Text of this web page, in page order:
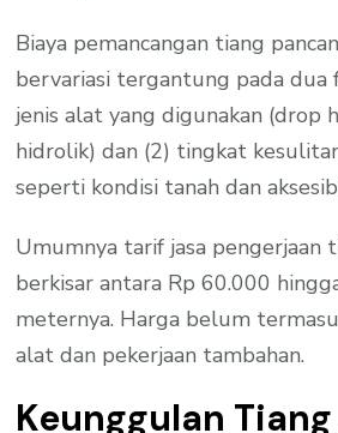
Biaya pemancangan tiang
bervariasi tergantung pada dua
jenis alat yang digunakan (drop
hidrolik) dan (2) tingkat
seperti kondisi tanah dan
Umumnya tarif jasa pengerjaan
berkisar antara Rp 60.000
meternya. Harga belum
alat dan pekerjaan tambahan.
Keunggulan